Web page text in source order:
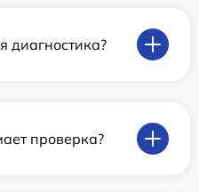
диагностика?
проверка?